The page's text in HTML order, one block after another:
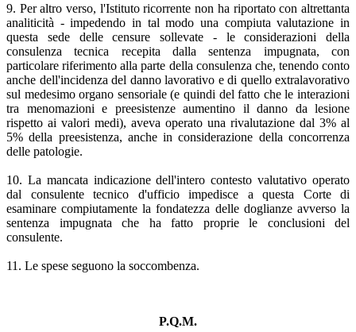
9. Per altro verso, l'Istituto ricorrente non ha riportato con altrettanta
analiticità - impedendo in tal modo una compiuta valutazione in
questa sede delle censure sollevate - le considerazioni della
consulenza tecnica recepita dalla sentenza impugnata, con
particolare riferimento alla parte della consulenza che, tenendo conto
anche dell'incidenza del danno lavorativo e di quello extralavorativo
sul medesimo organo sensoriale (e quindi del fatto che le interazioni
tra menomazioni e preesistenze aumentino il danno da lesione
rispetto ai valori medi), aveva operato una rivalutazione dal 3% al
5% della preesistenza, anche in considerazione della concorrenza
delle patologie.
10. La mancata indicazione dell'intero contesto valutativo operato
dal consulente tecnico d'ufficio impedisce a questa Corte di
esaminare compiutamente la fondatezza delle doglianze avverso la
sentenza impugnata che ha fatto proprie le conclusioni del
consulente.
11. Le spese seguono la soccombenza.
P.Q.M.